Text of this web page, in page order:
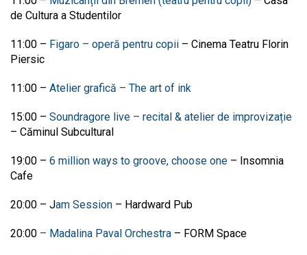
de Cultura a Studentilor
11:00 – Figaro – operă pentru copii – Cinema Teatru Florin
Piersic
11:00 – Atelier grafică – The art of ink
15:00 – Soundragore live – recital & atelier de improvizație
– Căminul Subcultural
19:00 – 6 million ways to groove, choose one – Insomnia
Cafe
20:00 – Jam Session – Hardward Pub
20:00 – Madalina Paval Orchestra – FORM Space